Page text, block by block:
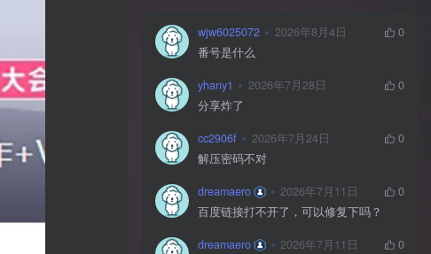
wjw6025072 2026年8月4日
0
番号是什么
yhany1 2026年7月28日
0
分享炸了
cc2906f 2026年7月24日
0
解压密码不对
dreamaero 2026年7月11日
0
百度链接打不开了，可以修复下吗？
dreamaero 2026年7月11日
0